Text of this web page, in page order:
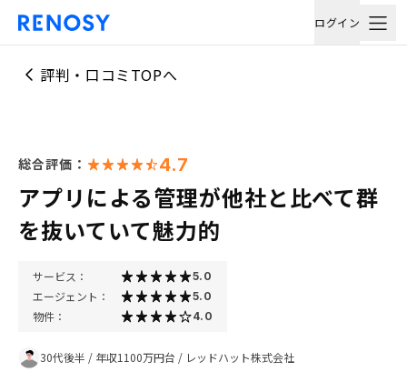
ログイン
評判・口コミTOPへ
総合評価： 4.7
アプリによる管理が他社と比べて群
を抜いていて魅力的
サービス： 5.0
エージェント： 5.0
物件： 4.0
30代後半 / 年収1100万円台 / レッドハット株式会社